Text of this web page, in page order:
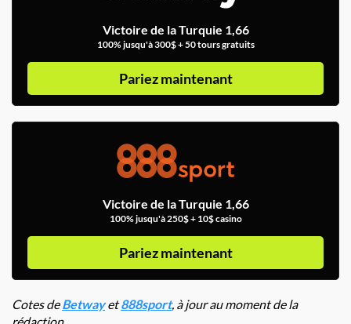
Victoire de la Turquie 1,66
100% jusqu'à 300$ + 50 tours gratuits
Pariez maintenant
Victoire de la Turquie 1,66
100% jusqu'à 250$ + 10$ casino
Pariez maintenant
Cotes deBetwayet888sport, à jour au moment de la